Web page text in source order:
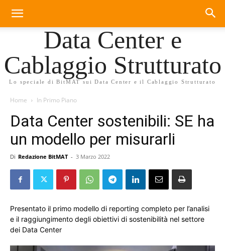
Data Center e
Cablaggio Strutturato
Lo speciale di BitMAT sui Data Center e il Cablaggio Strutturato
Home In Primo Piano
Data Center sostenibili: SE ha
un modello per misurarli
Di Redazione BitMAT - 3 Marzo 2022
Presentato il primo modello di reporting completo per l’analisi
e il raggiungimento degli obiettivi di sostenibilità nel settore
dei Data Center